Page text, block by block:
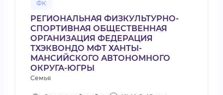
ФК
РЕГИОНАЛЬНАЯ ФИЗКУЛЬТУРНО-
СПОРТИВНАЯ ОБЩЕСТВЕННАЯ
ОРГАНИЗАЦИЯ ФЕДЕРАЦИЯ
ТХЭКВОНДО МФТ ХАНТЫ-
МАНСИЙСКОГО АВТОНОМНОГО
ОКРУГА-ЮГРЫ
Семья